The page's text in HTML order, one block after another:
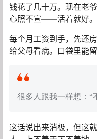
钱花了几十万。现在老
心照不宣——活着就好。
每个月工资到手，先还
给父母看病。口袋里能
很多人跟我一样想：“
这话说出来消极，但这